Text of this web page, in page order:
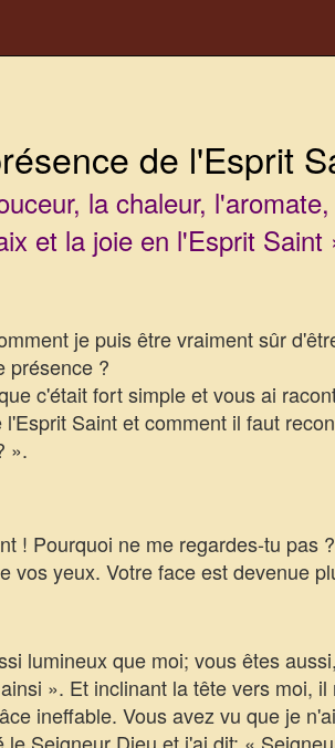
de l'Esprit
la chaleur,
et la joie en l'Esprit Saint
je puis être vraiment sûr
présence ?
c'était fort simple et vous ai
Saint et comment il faut
».
! Pourquoi ne me regardes-tu pas ?
yeux. Votre face est devenue
lumineux que moi; vous êtes
». Et inclinant la tête vers moi,
ineffable. Vous avez vu que je